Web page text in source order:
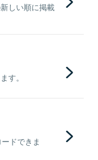
しい順に掲載
す。
ドできま